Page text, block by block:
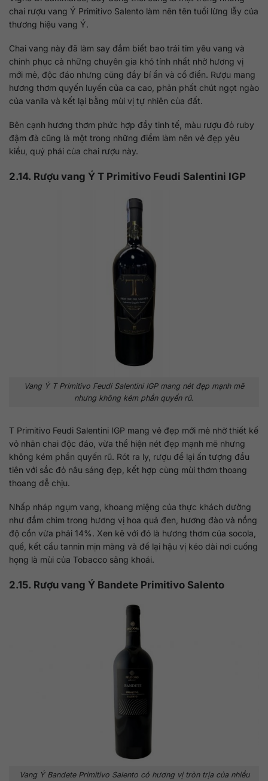
chai rượu vang Ý Primitivo Salento làm nên tên tuổi lừng lẫy của
thương hiệu vang Ý.
Chai vang này đã làm say đắm biết bao trái tim yêu vang và
chinh phục cả những chuyên gia khó tính nhất nhờ hương vị
mới mẻ, độc đáo nhưng cũng đầy bí ẩn và cổ điển. Rượu mang
hương thơm quyến luyến của ca cao, phản phất chút ngọt ngào
của vanila và kết lại bằng mùi vị tự nhiên của đất.
Bên cạnh hương thơm phức hợp đầy tinh tế, màu rượu đỏ ruby
đậm đà cũng là một trong những điểm làm nên vẻ đẹp yêu
kiều, quý phái của chai rượu này.
2.14. Rượu vang Ý T Primitivo Feudi Salentini IGP
Vang Ý T Primitivo Feudi Salentini IGP mang nét đẹp mạnh mẽ
nhưng không kém phần quyến rũ.
T Primitivo Feudi Salentini IGP mang vẻ đẹp mới mẻ nhờ thiết kế
vỏ nhãn chai độc đáo, vừa thể hiện nét đẹp mạnh mẽ nhưng
không kém phần quyến rũ. Rót ra ly, rượu để lại ấn tượng đầu
tiên với sắc đỏ nâu sáng đẹp, kết hợp cùng mùi thơm thoang
thoang dễ chịu.
Nhấp nháp ngụm vang, khoang miệng của thực khách dường
như đắm chìm trong hương vị hoa quả đen, hương đào và nồng
độ cồn vừa phải 14%. Xen kẽ với đó là hương thơm của socola,
quế, kết cấu tannin mịn màng và để lại hậu vị kéo dài nơi cuống
họng là mùi của Tobacco sảng khoái.
2.15. Rượu vang Ý Bandete Primitivo Salento
Vang Ý Bandete Primitivo Salento có hương vị tròn trịa của nhiều